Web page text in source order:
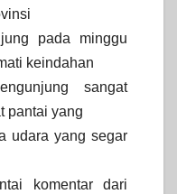
pada minggu
keindahan
sangat
pantai yang
udara yang segar
komentar dari